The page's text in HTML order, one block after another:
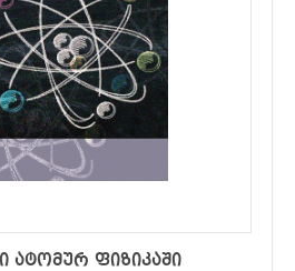
ატომურ ფიზიკაში